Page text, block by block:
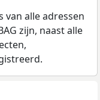
van alle adressen
zijn, naast alle